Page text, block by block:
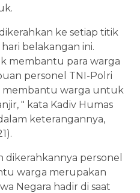
ke setiap titik
belakangan ini.
membantu para warga
personel TNI-Polri
warga untuk
" kata Kadiv Humas
keterangannya,
dikerahkannya personel
warga merupakan
Negara hadir di saat